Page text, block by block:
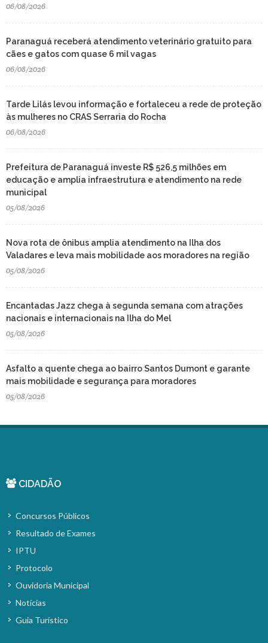
06/08/2026
Paranaguá receberá atendimento veterinário gratuito para
cães e gatos com quase 6 mil vagas
06/08/2026
Tarde Lilás levou informação e fortaleceu a rede de proteção
às mulheres no CRAS Serraria do Rocha
06/08/2026
Prefeitura de Paranaguá investe R$ 526,5 milhões em
educação e amplia infraestrutura e atendimento na rede
municipal
05/08/2026
Nova rota de ônibus amplia atendimento na Ilha dos
Valadares e leva mais mobilidade aos moradores na região
05/08/2026
Encantadas Jazz chega à segunda semana com atrações
nacionais e internacionais na Ilha do Mel
05/08/2026
Asfalto a quente chega ao bairro Santos Dumont e garante
mais mobilidade e segurança para moradores
05/08/2026
CIDADÃO
Concursos Públicos
Resultado de Exames
IPTU
Protocolo
Ouvidoria Municipal
Notícias
Guia Turístico